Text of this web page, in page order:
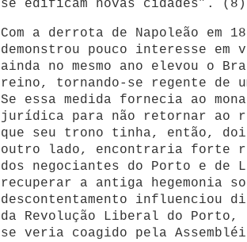
se edificam novas cidades”. (8)
Com a derrota de Napoleão em
demonstrou pouco interesse
ainda no mesmo ano elevou o
reino, tornando-se regente de
Se essa medida fornecia ao
jurídica para não retornar ao
que seu trono tinha, então,
outro lado, encontraria forte
dos negociantes do Porto e de
recuperar a antiga hegemonia
descontentamento influenciou
da Revolução Liberal do Porto,
se veria coagido pela